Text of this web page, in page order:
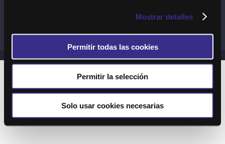
Mostrar detalles
Permitir todas las cookies
Permitir la selección
Solo usar cookies necesarias
Preguntas Frecuentes